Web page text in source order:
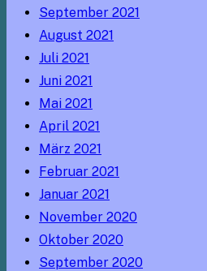
September 2021
August 2021
Juli 2021
Juni 2021
Mai 2021
April 2021
März 2021
Februar 2021
Januar 2021
November 2020
Oktober 2020
September 2020